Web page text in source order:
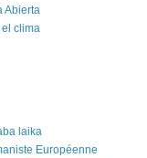
Abierta
clima
laika
Européenne